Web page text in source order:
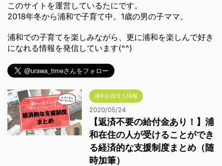
このサイトを運営しているたにです。
2018年冬から浦和で子育て中。1歳の男の子ママ。
浦和での子育てを楽しみながら、更に浦和を楽しんで好き
になれる情報を発信しています(^^)
浦和お役立ち情報
2020/05/24
【返済不要の給付金あり！】浦
和在住の人が受けることができ
る経済的な支援制度まとめ（随
時加筆）